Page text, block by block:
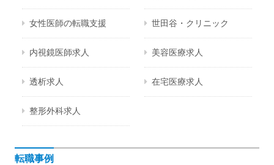
女性医師の転職支援 世田谷・クリニック
内視鏡医師求人 美容医療求人
透析求人 在宅医療求人
整形外科求人
転職事例